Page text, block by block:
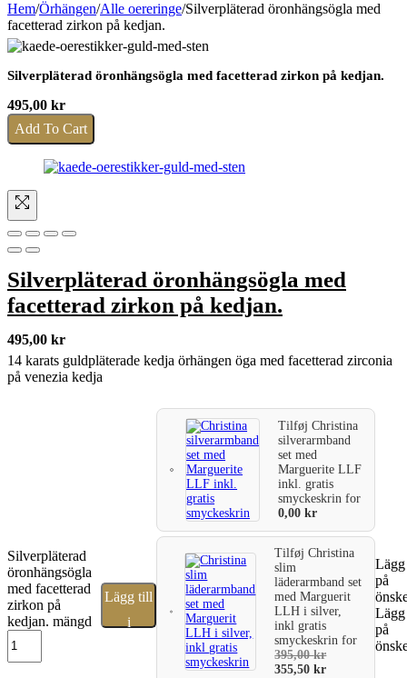
Hem/Örhängen/Alle oereringe/Silverpläterad öronhängsögla med
facetterad zirkon på kedjan.
Silverpläterad öronhängsögla med facetterad zirkon på kedjan.
495,00 kr
Add To Cart
Silverpläterad öronhängsögla med
facetterad zirkon på kedjan.
495,00 kr
14 karats guldpläterade kedja örhängen öga med facetterad zirconia
på venezia kedja
Silverpläterad
öronhängsögla
med facetterad
zirkon på
kedjan. mängd
Lägg till
i
TilføjChristina
silverarmband
set med
Marguerite LLF
inkl. gratis
smyckeskrinfor
0,00kr
TilføjChristina
slim
läderarmband set
med Marguerit
LLH i silver,
inkl gratis
smyckeskrinfor
395,00kr
355,50kr
på
på